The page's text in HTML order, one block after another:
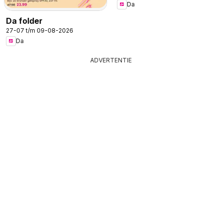
Da folder
27-07 t/m 09-08-2026
Da
Da
ADVERTENTIE